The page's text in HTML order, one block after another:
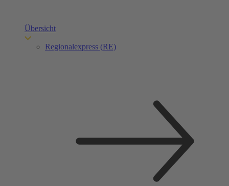
Übersicht
Regionalexpress (RE)